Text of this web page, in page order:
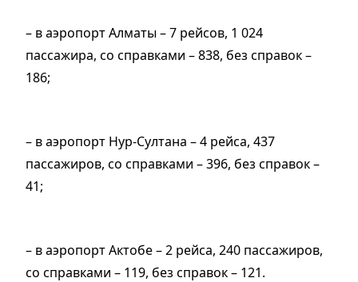
– в аэропорт Алматы – 7 рейсов, 1 024
пассажира, со справками – 838, без справок –
186;
– в аэропорт Нур-Султана – 4 рейса, 437
пассажиров, со справками – 396, без справок –
41;
– в аэропорт Актобе – 2 рейса, 240 пассажиров,
со справками – 119, без справок – 121.